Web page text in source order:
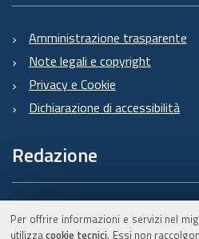
Per offrire informazioni e servizi nel
utilizzacookie tecnici. Essi non
Amministrazione trasparente
Note legali e copyright
Privacy e Cookie
Dichiarazione di accessibilità
Redazione
Informazioni sul Burert
e contatti